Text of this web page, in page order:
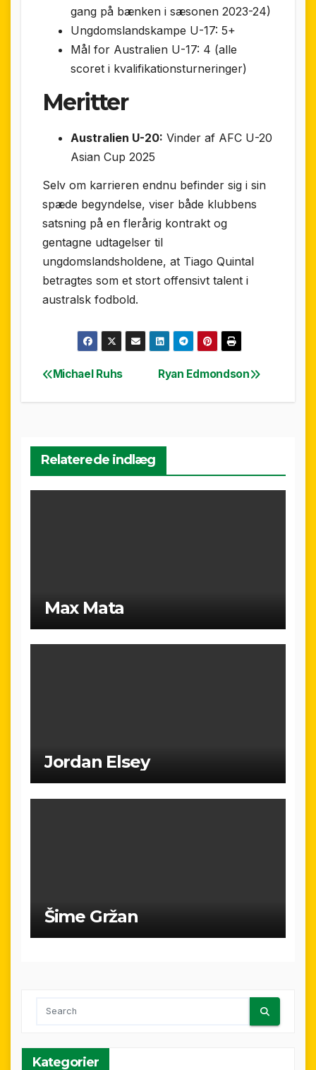
gang på bænken i sæsonen 2023-24)
Ungdomslandskampe U-17: 5+
Mål for Australien U-17: 4 (alle
scoret i kvalifikationsturneringer)
Meritter
Australien U-20: Vinder af AFC U-20
Asian Cup 2025
Selv om karrieren endnu befinder sig i sin
spæde begyndelse, viser både klubbens
satsning på en flerårig kontrakt og
gentagne udtagelser til
ungdomslandsholdene, at Tiago Quintal
betragtes som et stort offensivt talent i
australsk fodbold.
Indlægsnavigation
Ryan Edmondson
Michael Ruhs
Relaterede indlæg
Max Mata
Jordan Elsey
Šime Gržan
Kategorier